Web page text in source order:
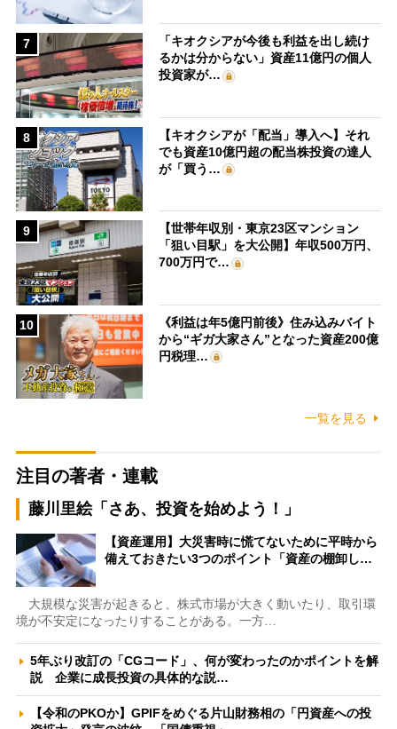
7
「キオクシアが今後も利益を出し続け
るかは分からない」資産11億円の個人
投資家が…
8
【キオクシアが「配当」導入へ】それ
でも資産10億円超の配当株投資の達人
が「買う…
9
【世帯年収別・東京23区マンション
「狙い目駅」を大公開】年収500万円、
700万円で…
10
《利益は年5億円前後》住み込みバイト
から“ギガ大家さん”となった資産200億
円税理…
一覧を見る
注目の著者・連載
藤川里絵「さあ、投資を始めよう！」
【資産運用】大災害時に慌てないために平時から
備えておきたい3つのポイント「資産の棚卸し…
大規模な災害が起きると、株式市場が大きく動いたり、取引環
境が不安定になったりすることがある。一方…
5年ぶり改訂の「CGコード」、何が変わったのかポイントを解
説 企業に成長投資の具体的な説…
【令和のPKOか】GPIFをめぐる片山財務相の「円資産への投